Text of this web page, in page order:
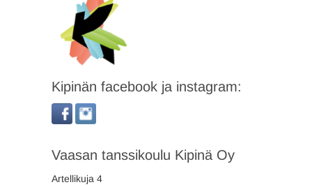
Kipinän facebook ja instagram:
Vaasan tanssikoulu Kipinä Oy
Artellikuja 4